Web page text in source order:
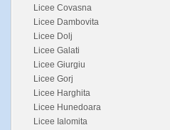
Licee Covasna
Licee Dambovita
Licee Dolj
Licee Galati
Licee Giurgiu
Licee Gorj
Licee Harghita
Licee Hunedoara
Licee Ialomita